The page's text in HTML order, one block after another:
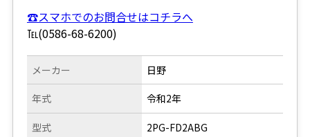
☎スマホでのお問合せはコチラへ
℡(0586-68-6200)
メーカー
年式
型式
日野
令和2年
2PG-FD2ABG